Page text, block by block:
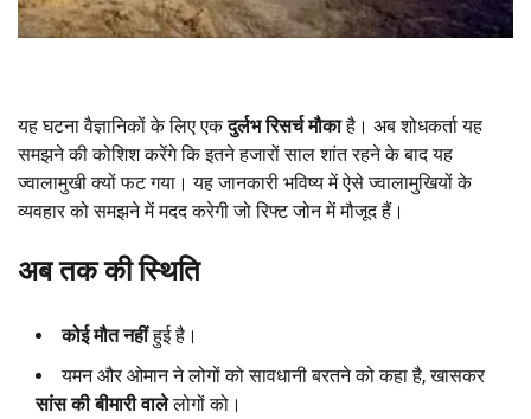
यह घटना वैज्ञानिकों के लिए एकदुर्लभ रिसर्च मौकाहै। अब शोधकर्ता यह
समझने की कोशिश करेंगे कि इतने हजारों साल शांत रहने के बाद यह
ज्वालामुखी क्यों फट गया। यह जानकारी भविष्य में ऐसे ज्वालामुखियों के
व्यवहार को समझने में मदद करेगी जो रिफ्ट जोन में मौजूद हैं।
अब तक की स्थिति
कोई मौत नहींहुई है।
यमन और ओमान ने लोगों को सावधानी बरतने को कहा है, खासकर
सांस की बीमारी वालेलोगों को।